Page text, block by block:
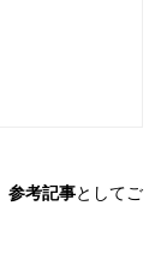
参考記事としてご